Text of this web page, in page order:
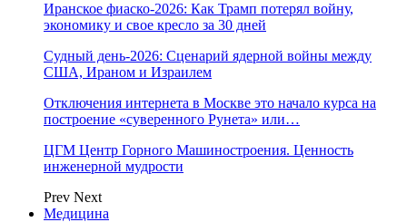
Иранское фиаско-2026: Как Трамп потерял войну,
экономику и свое кресло за 30 дней
Судный день-2026: Сценарий ядерной войны между
США, Ираном и Израилем
Отключения интернета в Москве это начало курса на
построение «суверенного Рунета» или…
ЦГМ Центр Горного Машиностроения. Ценность
инженерной мудрости
Prev Next
Медицина